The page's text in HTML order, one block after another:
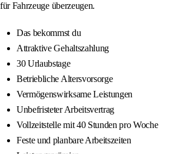
für Fahrzeuge überzeugen.
Das bekommst du
Attraktive Gehaltszahlung
30 Urlaubstage
Betriebliche Altersvorsorge
Vermögenswirksame Leistungen
Unbefristeter Arbeitsvertrag
Vollzeitstelle mit 40 Stunden pro Woche
Feste und planbare Arbeitszeiten